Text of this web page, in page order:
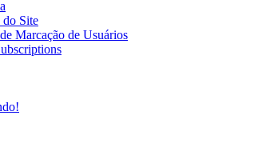
do Site
Marcação de Usuários